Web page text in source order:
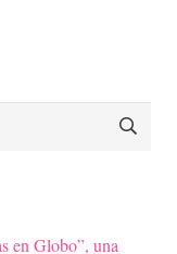
en Globo”, una